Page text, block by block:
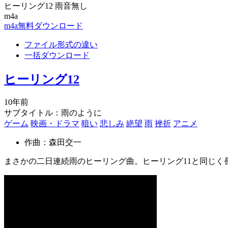
ヒーリング12 雨音無し
m4a
m4a無料ダウンロード
ファイル形式の違い
一括ダウンロード
ヒーリング12
10年前
サブタイトル：雨のように
ゲーム 映画・ドラマ 暗い 悲しみ 絶望 雨 挫折 アニメ
作曲：森田交一
まさかの二日連続雨のヒーリング曲。ヒーリング11と同じく